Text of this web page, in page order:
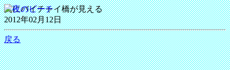
奥にバイチャイ橋が見える
2012年02月12日
戻る